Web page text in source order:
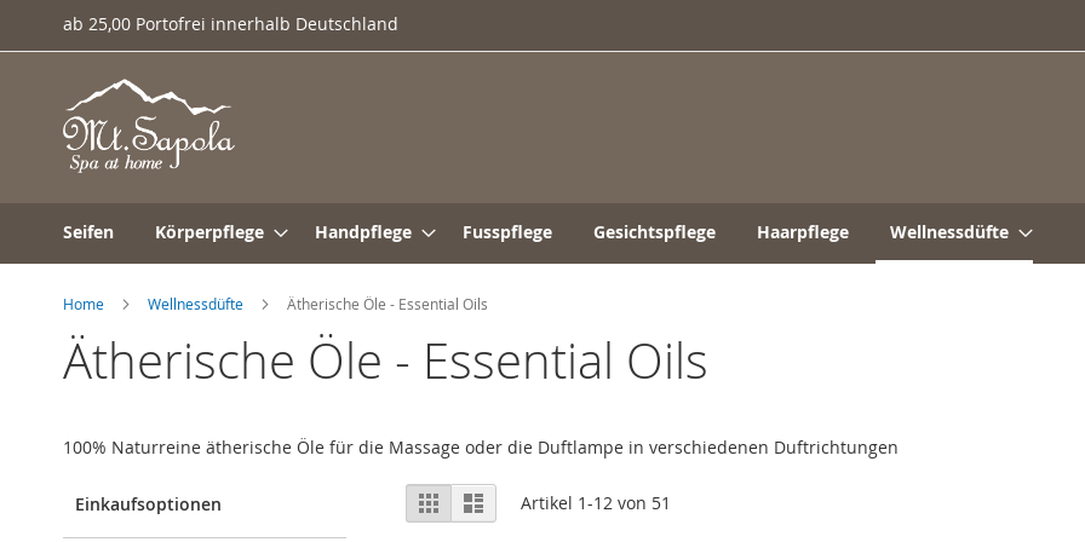
Direkt
zum
ab 25,00 Portofrei innerhalb Deutschland
Seifen Körperpflege Handpflege Fusspflege Gesichtspflege Haarpflege Wellnessdüfte
Home Wellnessdüfte Ätherische Öle - Essential Oils
Ätherische Öle - Essential Oils
100% Naturreine ätherische Öle für die Massage oder die Duftlampe in verschiedenen Duftrichtungen
Ansicht
als
RasterListe Artikel 1-12 von 51
Einkaufsoptionen